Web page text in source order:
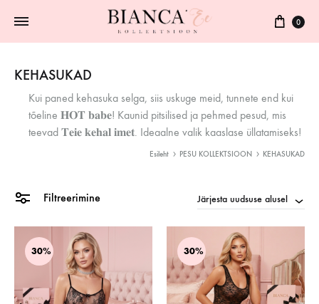
0
KEHASUKAD
Kui paned kehasuka selga, siis uskuge meid, tunnete end kui
tõeline 𝐇𝐎𝐓 𝐛𝐚𝐛𝐞! Kaunid pitsilised ja pehmed pesud, mis
teevad 𝐓𝐞𝐢𝐞 𝐤𝐞𝐡𝐚𝐥 𝐢𝐦𝐞𝐭. Ideaalne valik kaaslase üllatamiseks!
Esileht PESU KOLLEKTSIOON KEHASUKAD
Filtreerimine Järjesta uudsuse alusel
30% 30%